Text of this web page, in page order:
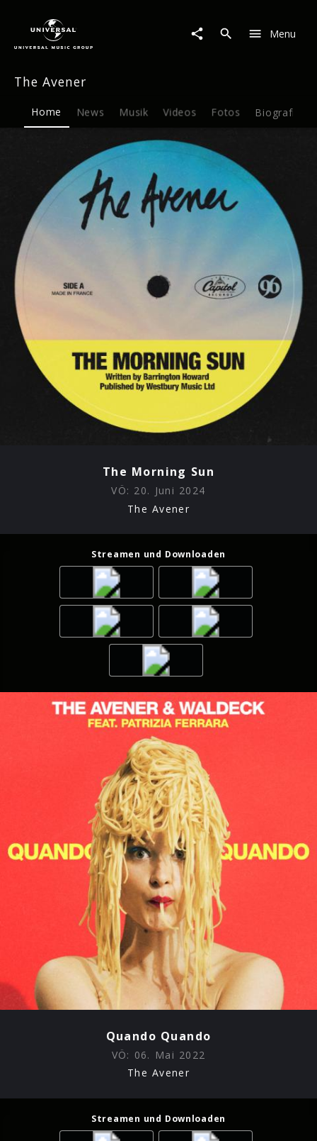
Musik
Merch
Menu
The Avener
Home News Musik Videos Fotos Biografie
The Morning Sun
VÖ: 20. Juni 2024
The Avener
Streamen und Downloaden
Quando Quando
VÖ: 06. Mai 2022
The Avener
Streamen und Downloaden